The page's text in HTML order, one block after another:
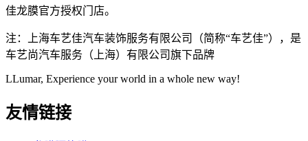
佳龙膜官方授权门店。
注：上海车艺佳汽车装饰服务有限公司（简称“车艺佳”），是
车艺尚汽车服务（上海）有限公司旗下品牌
LLumar, Experience your world in a whole new way!
友情链接